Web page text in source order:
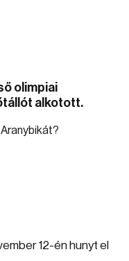
olimpiai
alkotott.
12-én hunyt el